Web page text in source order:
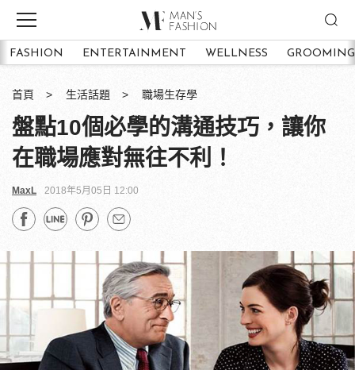
FASHION ENTERTAINMENT WELLNESS GROOMING
首頁 生活話題 職場生存學
盤點10個必學的溝通技巧，讓你
在職場應對無往不利！
MaxL 2018年5月05日 12:00